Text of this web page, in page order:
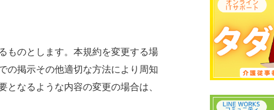
ものとします。本規約を変更する場
の掲示その他適切な方法により周知
なるような内容の変更の場合は、